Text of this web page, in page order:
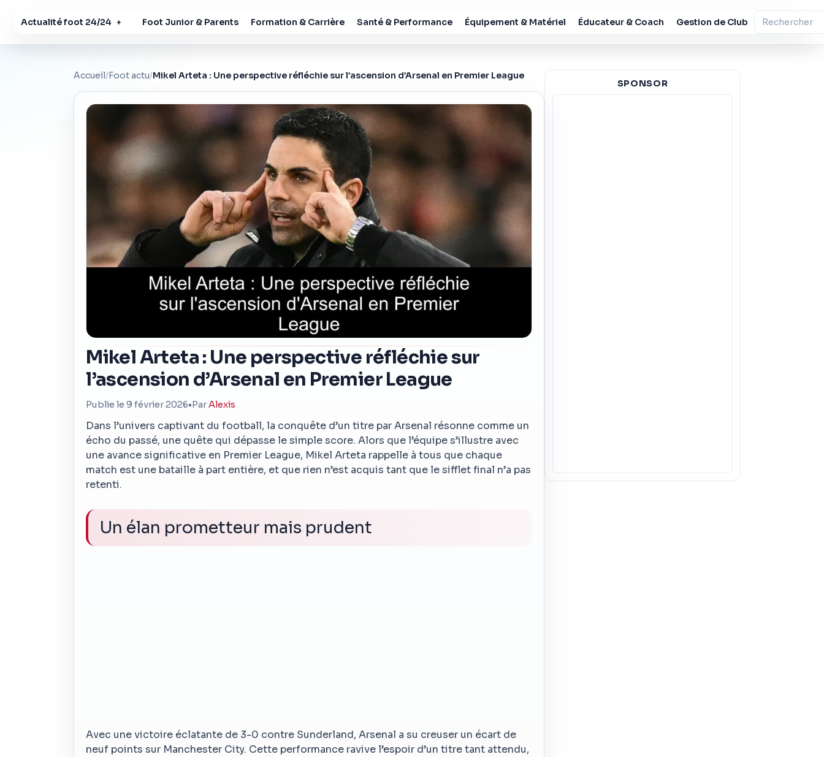
Actualité foot 24/24 + Foot Junior & Parents Formation & Carrière Santé & Performance Équipement & Matériel Éducateur & Coach Gestion de Club
Accueil/Foot actu/Mikel Arteta : Une perspective réfléchie sur l’ascension d’Arsenal en Premier League
Mikel Arteta : Une perspective réfléchie sur
l’ascension d’Arsenal en Premier League
Publie le 9 février 2026•ParAlexis
Dans l’univers captivant du football, la conquête d’un titre par Arsenal résonne comme un
écho du passé, une quête qui dépasse le simple score. Alors que l’équipe s’illustre avec
une avance significative en Premier League, Mikel Arteta rappelle à tous que chaque
match est une bataille à part entière, et que rien n’est acquis tant que le sifflet final n’a pas
retenti.
Un élan prometteur mais prudent
Avec une victoire éclatante de 3-0 contre Sunderland, Arsenal a su creuser un écart de
neuf points sur Manchester City. Cette performance ravive l’espoir d’un titre tant attendu,
SPONSOR